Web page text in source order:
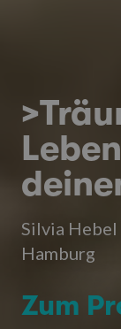
Silvia Hebel
Hamburg
Zum